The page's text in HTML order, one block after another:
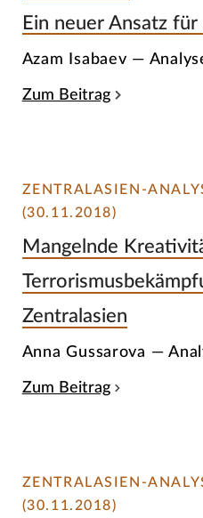
Ein neuer Ansatz
Azam Isabaev —
Zum Beitrag
ZENTRALASIEN-
(30.11.2018)
Mangelnde
Zentralasien
Anna Gussarova —
Zum Beitrag
ZENTRALASIEN-
(30.11.2018)